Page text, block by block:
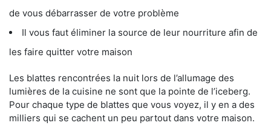
de vous débarrasser de votre problème
Il vous faut éliminer la source de leur nourriture afin de
les faire quitter votre maison
Les blattes rencontrées la nuit lors de l’allumage des
lumières de la cuisine ne sont que la pointe de l’iceberg.
Pour chaque type de blattes que vous voyez, il y en a des
milliers qui se cachent un peu partout dans votre maison.